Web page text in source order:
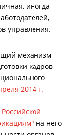
иногда
управления.
механизм
кадров
2014 г.
на него